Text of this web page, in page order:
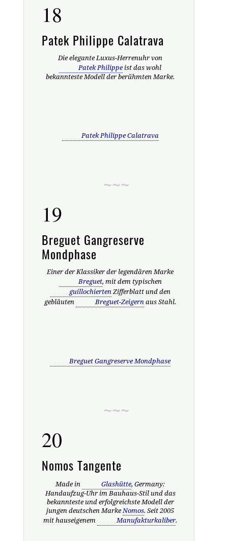
18
Patek Philippe Calatrava
Die elegante Luxus-Herrenuhr von
Patek Philippeist das wohl
bekannteste Modell der berühmten Marke.
Patek Philippe Calatrava
19
Breguet Gangreserve
Mondphase
Einer der Klassiker der legendären Marke
Breguet, mit dem typischen
guillochiertenZifferblatt und den
gebläuten
Breguet-Zeigernaus Stahl.
Breguet Gangreserve Mondphase
20
Nomos Tangente
Made in Glashütte, Germany:
Handaufzug-Uhr im Bauhaus-Stil und das
bekannteste und erfolgreichste Modell der
jungen deutschen MarkeNomos. Seit 2005
mit hauseigenem
Manufakturkaliber.